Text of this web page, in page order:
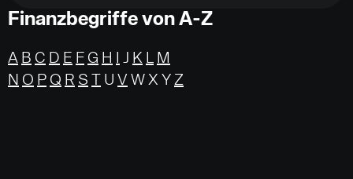
Finanzbegriffe von A-Z
A B C D E F G H J K L M
N O P Q R S U V W X YZ